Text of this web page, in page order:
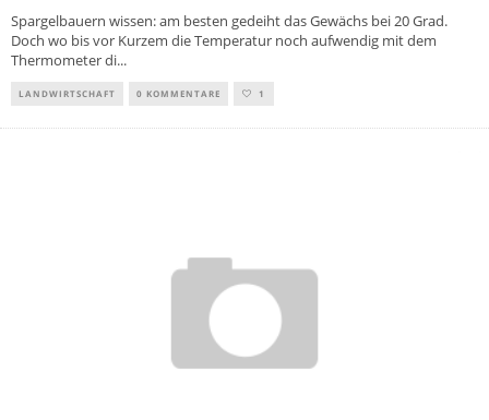
Spargelbauern wissen: am besten gedeiht das Gewächs bei 20 Grad.
Doch wo bis vor Kurzem die Temperatur noch aufwendig mit dem
Thermometer di...
LANDWIRTSCHAFT 0 KOMMENTARE 1